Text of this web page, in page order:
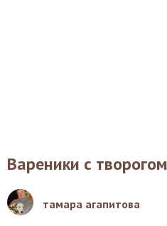
Вареники с
тамара агапитова